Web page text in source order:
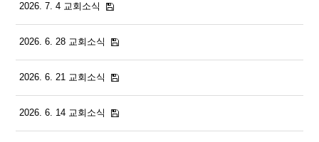
2026. 7. 4 교회소식
2026. 6. 28 교회소식
2026. 6. 21 교회소식
2026. 6. 14 교회소식